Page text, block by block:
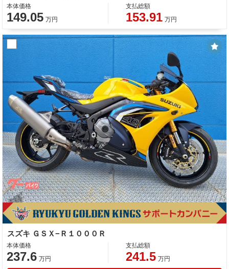
本体価格
149.05 万円
支払総額
153.91 万円
スズキ ＧＳＸ−Ｒ１０００Ｒ
本体価格
237.6 万円
支払総額
241.5 万円